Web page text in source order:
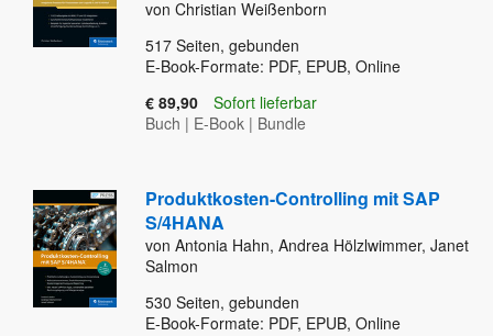
von Christian Weißenborn
517 Seiten, gebunden
E-Book-Formate: PDF, EPUB, Online
€ 89,90
Sofort lieferbar
Buch | E-Book | Bundle
Produktkosten-Controlling mit SAP
S/4HANA
von Antonia Hahn, Andrea Hölzlwimmer, Janet
Salmon
530 Seiten, gebunden
E-Book-Formate: PDF, EPUB, Online